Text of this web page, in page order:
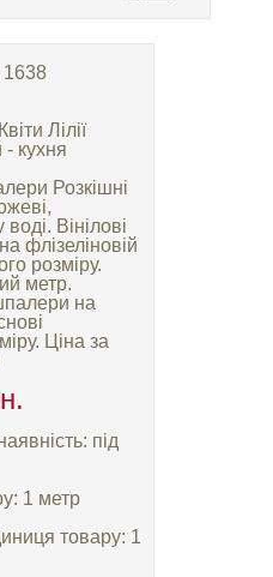
1638
Лілії
кухня
Розкішні
Вінілові
флізеліновій
розміру.
метр.
на
Ціна за
під
1 метр
товару: 1